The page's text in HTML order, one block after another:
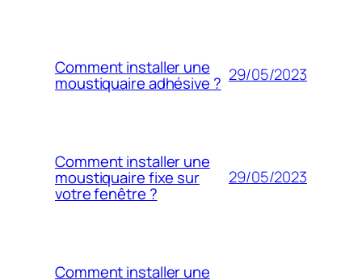
Comment installer une
moustiquaire adhésive ? 29/05/2023
Comment installer une
moustiquaire fixe sur
votre fenêtre ?
29/05/2023
Comment installer une